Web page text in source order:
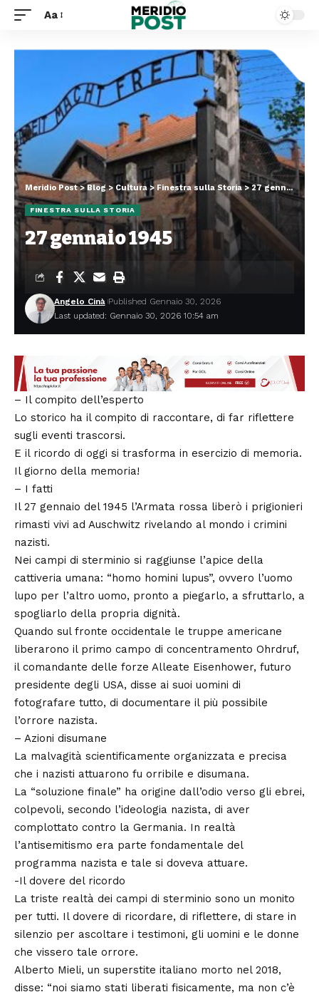
Aa
Meridio Post>Blog> Cultura> Finestra sulla Storia>27 gennaio 1945
FINESTRA SULLA STORIA
27 gennaio 1945
Last updated: Gennaio 30, 2026 10:54 am
Angelo Cinà Published Gennaio 30, 2026
– Il compito dell’esperto
Lo storico ha il compito di raccontare, di far riflettere
sugli eventi trascorsi.
E il ricordo di oggi si trasforma in esercizio di memoria.
Il giorno della memoria!
– I fatti
Il 27 gennaio del 1945 l’Armata rossa liberò i prigionieri
rimasti vivi ad Auschwitz rivelando al mondo i crimini
nazisti.
Nei campi di sterminio si raggiunse l’apice della
cattiveria umana: “homo homini lupus”, ovvero l’uomo
lupo per l’altro uomo, pronto a piegarlo, a sfruttarlo, a
spogliarlo della propria dignità.
Quando sul fronte occidentale le truppe americane
liberarono il primo campo di concentramento Ohrdruf,
il comandante delle forze Alleate Eisenhower, futuro
presidente degli USA, disse ai suoi uomini di
fotografare tutto, di documentare il più possibile
l’orrore nazista.
– Azioni disumane
La malvagità scientificamente organizzata e precisa
che i nazisti attuarono fu orribile e disumana.
La “soluzione finale” ha origine dall’odio verso gli ebrei,
colpevoli, secondo l’ideologia nazista, di aver
complottato contro la Germania. In realtà
l’antisemitismo era parte fondamentale del
programma nazista e tale si doveva attuare.
-Il dovere del ricordo
La triste realtà dei campi di sterminio sono un monito
per tutti. Il dovere di ricordare, di riflettere, di stare in
silenzio per ascoltare i testimoni, gli uomini e le donne
che vissero tale orrore.
Alberto Mieli, un superstite italiano morto nel 2018,
disse: “noi siamo stati liberati fisicamente, ma non c’è